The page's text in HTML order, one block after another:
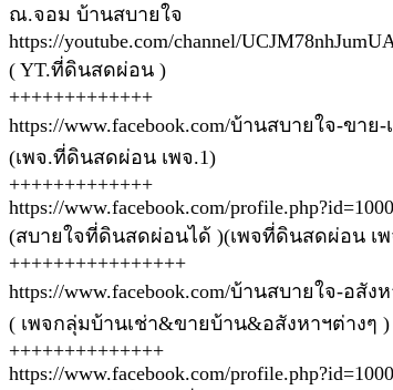
ณ.จอม บ้านสบายใจ
https://youtube.com/channel/
( YT.ที่ดินสดผ่อน )
+++++++++++++
https://www.facebook.com/บ้านสบายใจ-ขาย
(เพจ.ที่ดินสดผ่อน เพจ.1)
+++++++++++++
https://www.facebook.com/
(สบายใจที่ดินสดผ่อนได้ )(เพจที่ดินสดผ่อน เพ
++++++++++++++++
https://www.facebook.com/บ้านสบายใจ-อสั
( เพจกลุ่มบ้านเช่า&ขายบ้าน&อสังหาฯต่างๆ )
++++++++++++++
https://www.facebook.com/